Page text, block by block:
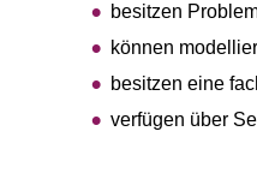
besitzen
können
besitzen eine
verfügen über